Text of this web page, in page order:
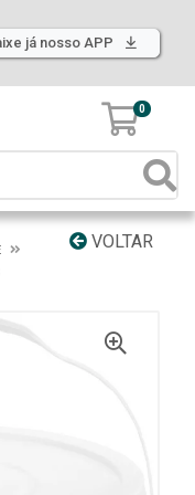
já nosso APP
0
VOLTAR